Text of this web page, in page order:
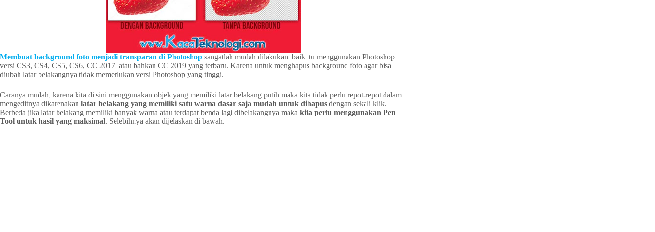
Membuat background foto menjadi transparan di Photoshop sangatlah mudah dilakukan, baik itu menggunakan Photoshop
versi CS3, CS4, CS5, CS6, CC 2017, atau bahkan CC 2019 yang terbaru. Karena untuk menghapus background foto agar bisa
diubah latar belakangnya tidak memerlukan versi Photoshop yang tinggi.
Caranya mudah, karena kita di sini menggunakan objek yang memiliki latar belakang putih maka kita tidak perlu repot-repot dalam
mengeditnya dikarenakan latar belakang yang memiliki satu warna dasar saja mudah untuk dihapus dengan sekali klik.
Berbeda jika latar belakang memiliki banyak warna atau terdapat benda lagi dibelakangnya maka kita perlu menggunakan Pen
Tool untuk hasil yang maksimal. Selebihnya akan dijelaskan di bawah.